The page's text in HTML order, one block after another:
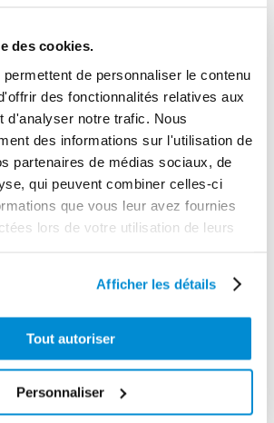
des cookies.
de personnaliser le contenu
des fonctionnalités relatives aux
d'analyser notre trafic. Nous
des informations sur l'utilisation de
partenaires de médias sociaux, de
qui peuvent combiner celles-ci
que vous leur avez fournies
lors de votre utilisation de leurs
Afficher les détails
Tout autoriser
Personnaliser
PEUVENT VOUS